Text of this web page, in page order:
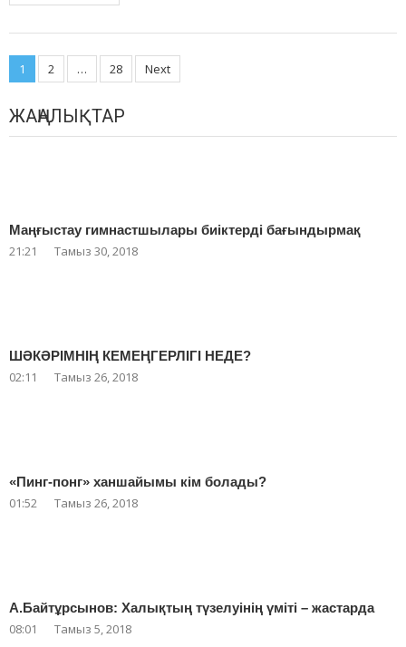
Posts
1 2 … 28 Next
ЖАҢАЛЫҚТАР
Маңғыстау гимнастшылары биіктерді бағындырмақ
21:21 Тамыз 30, 2018
ШӘКӘРІМНІҢ КЕМЕҢГЕРЛІГІ НЕДЕ?
02:11 Тамыз 26, 2018
«Пинг-понг» ханшайымы кім болады?
01:52 Тамыз 26, 2018
А.Байтұрсынов: Халықтың түзелуінің үміті – жастарда
08:01 Тамыз 5, 2018